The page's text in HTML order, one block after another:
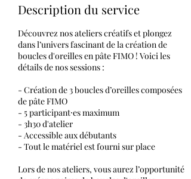
Description du service
Découvrez nos ateliers créatifs et plongez
dans l’univers fascinant de la création de
boucles d'oreilles en pâte FIMO ! Voici les
détails de nos sessions :
- Création de 3 boucles d’oreilles composées
de pâte FIMO
- 5 participant⸱es maximum
- 3h30 d'atelier
- Accessible aux débutants
- Tout le matériel est fourni sur place
Lors de nos ateliers, vous aurez l’opportunité